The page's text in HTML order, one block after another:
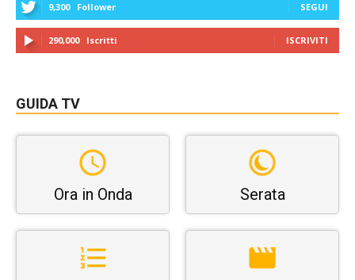
9,300 Follower SEGUI
290,000 Iscritti ISCRIVITI
GUIDA TV
Ora in Onda Serata